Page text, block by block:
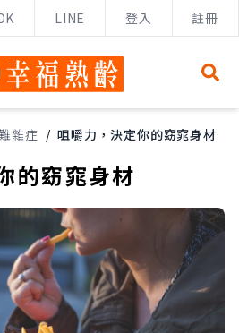
LINE 登入 註冊
雜症 / 咀嚼力，決定你的窈窕身材
的窈窕身材